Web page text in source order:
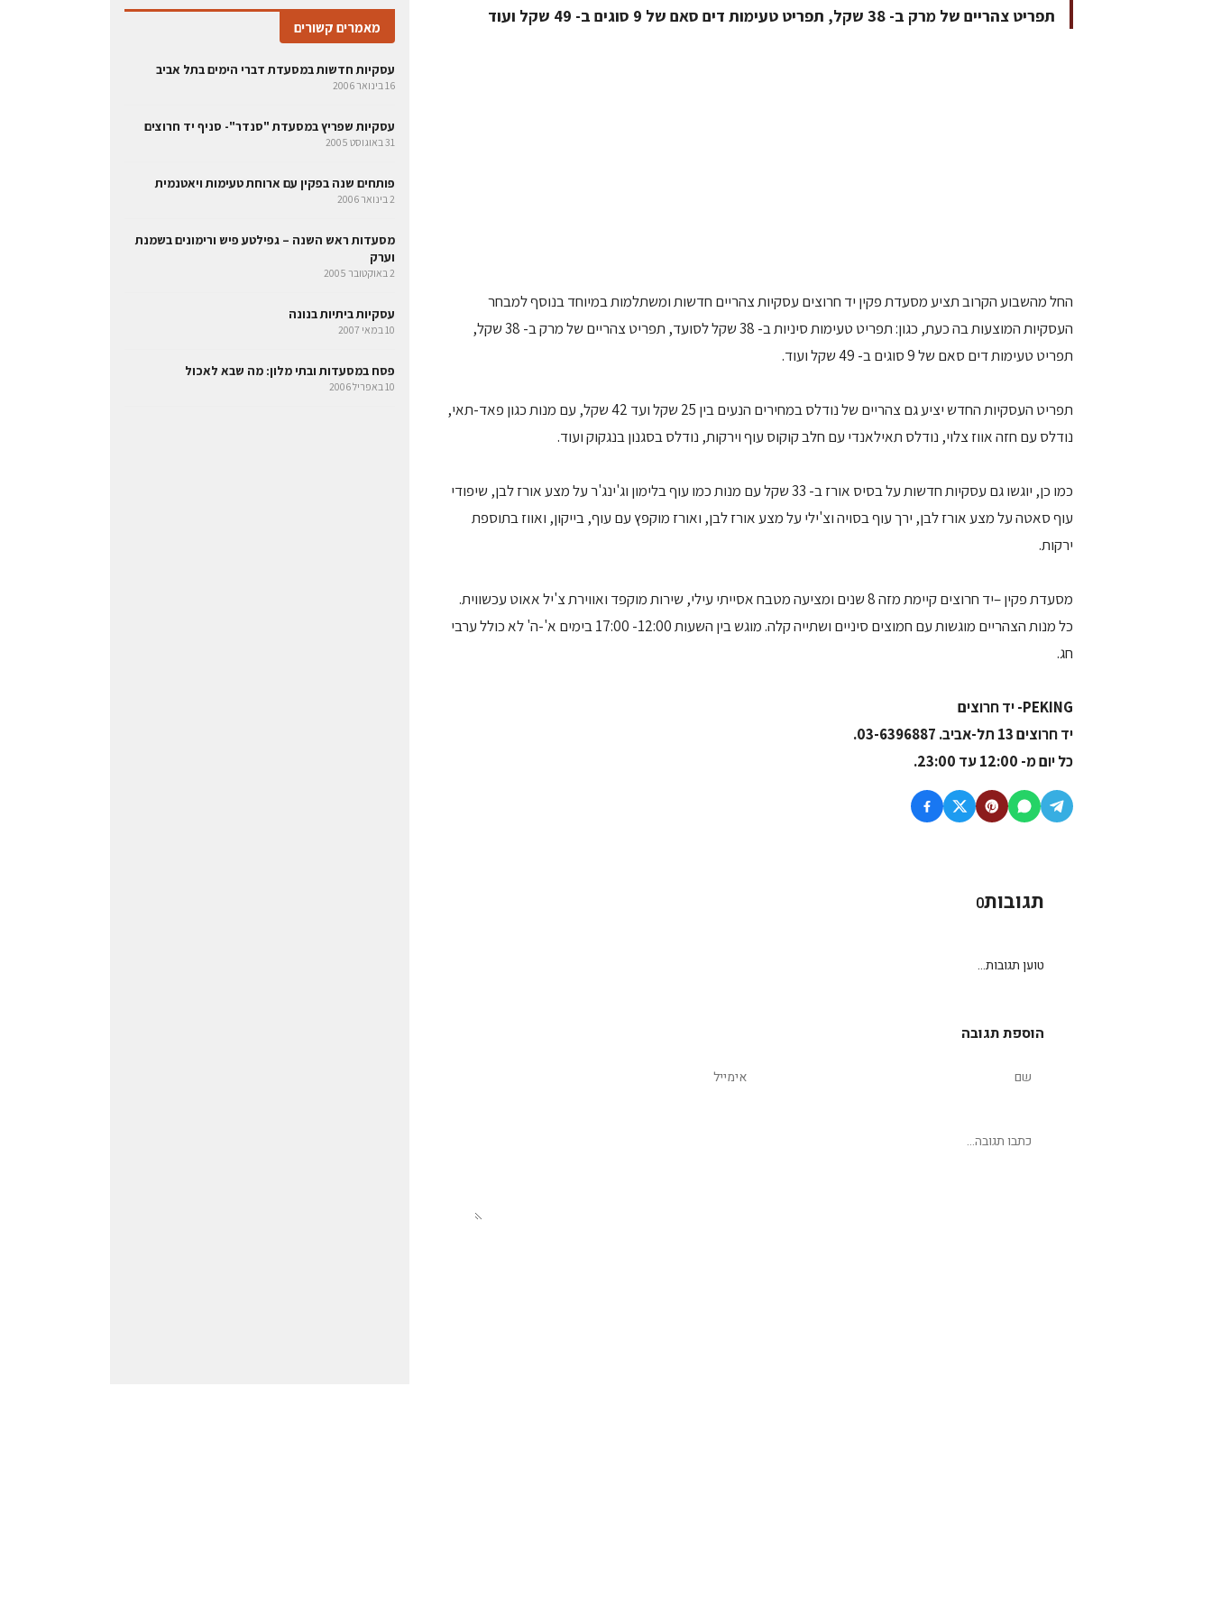
תפריט צהריים של מרק ב- 38 שקל, תפריט טעימות דים סאם של 9 סוגים ב- 49 שקל ועוד
החל מהשבוע הקרוב תציע מסעדת פקין יד חרוצים עסקיות צהריים חדשות ומשתלמות במיוחד בנוסף למבחר
העסקיות המוצעות בה כעת, כגון: תפריט טעימות סיניות ב- 38 שקל לסועד, תפריט צהריים של מרק ב- 38 שקל,
תפריט טעימות דים סאם של 9 סוגים ב- 49 שקל ועוד.
תפריט העסקיות החדש יציע גם צהריים של נודלס במחירים הנעים בין 25 שקל ועד 42 שקל, עם מנות כגון פאד-תאי,
נודלס עם חזה אווז צלוי, נודלס תאילאנדי עם חלב קוקוס עוף וירקות, נודלס בסגנון בנגקוק ועוד.
כמו כן, יוגשו גם עסקיות חדשות על בסיס אורז ב- 33 שקל עם מנות כמו עוף בלימון וג'ינג'ר על מצע אורז לבן, שיפודי
עוף סאטה על מצע אורז לבן, ירך עוף בסויה וצ'ילי על מצע אורז לבן, ואורז מוקפץ עם עוף, בייקון, ואווז בתוספת
ירקות.
מסעדת פקין –יד חרוצים קיימת מזה 8 שנים ומציעה מטבח אסייתי עילי, שירות מוקפד ואווירת צ'יל אאוט עכשווית.
כל מנות הצהריים מוגשות עם חמוצים סיניים ושתייה קלה. מוגש בין השעות 12:00- 17:00 בימים א'-ה' לא כולל ערבי
חג.
PEKING- יד חרוצים
יד חרוצים 13 תל-אביב. 03-6396887.
כל יום מ- 12:00 עד 23:00.
תגובות0
טוען תגובות...
הוספת תגובה
מאמרים קשורים
עסקיות חדשות במסעדת דברי הימים בתל אביב
16 בינואר 2006
עסקיות שפריץ במסעדת "סנדר"- סניף יד חרוצים
31 באוגוסט 2005
פותחים שנה בפקין עם ארוחת טעימות ויאטנמית
2 בינואר 2006
מסעדות ראש השנה – גפילטע פיש ורימונים בשמנת
וערק
2 באוקטובר 2005
עסקיות ביתיות בנונה
10 במאי 2007
פסח במסעדות ובתי מלון: מה שבא לאכול
10 באפריל 2006